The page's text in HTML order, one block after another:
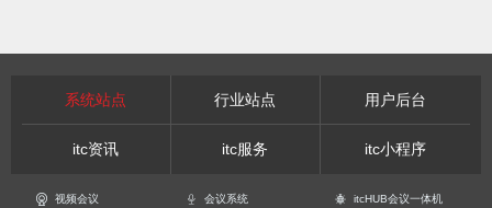
系统站点 行业站点 用户后台
itc资讯 itc服务 itc小程序
视频会议 会议系统 itcHUB会议一体机